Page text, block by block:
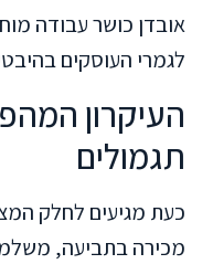
אובדן כושר עבודה
לגמרי העוסקים
העיקרון
תגמולים
כעת מגיעים לחלק
מכירה בתביעה,